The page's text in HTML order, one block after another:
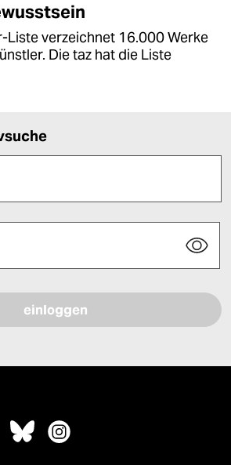
Liste verzeichnet 16.000 Werke
Die taz hat die Liste